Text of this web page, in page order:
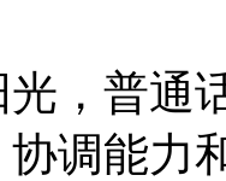
，普通
调能力